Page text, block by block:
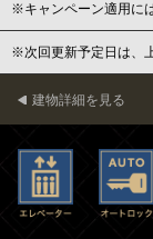
※キャンペーン適用に
※次回更新予定日は、
建物詳細を見る